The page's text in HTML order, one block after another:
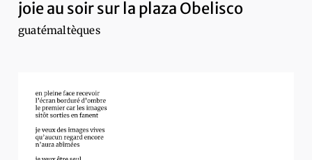
joie au soir sur la plaza Obelisco
guatémaltèques